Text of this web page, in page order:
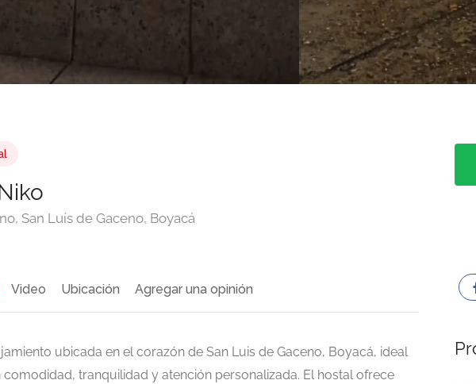
San Luís de Gaceno, Boyacá
Video Ubicación Agregar una opinión
ubicada en el corazón de San Luis de Gaceno, Boyacá, ideal
tranquilidad y atención personalizada. El hostal ofrece